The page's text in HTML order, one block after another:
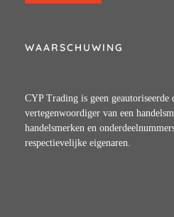
WAARSCHUWING
CYP Trading is geen
vertegenwoordiger van een
handelsmerken en
respectievelijke eigenaren.